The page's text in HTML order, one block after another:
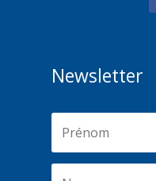
Newsletter